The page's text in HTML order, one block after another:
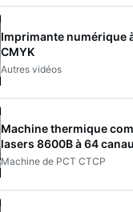
Imprimante numérique
CMYK
Autres vidéos
Machine thermique
lasers 8600B à 64
débits/h
Machine de PCT CTCP